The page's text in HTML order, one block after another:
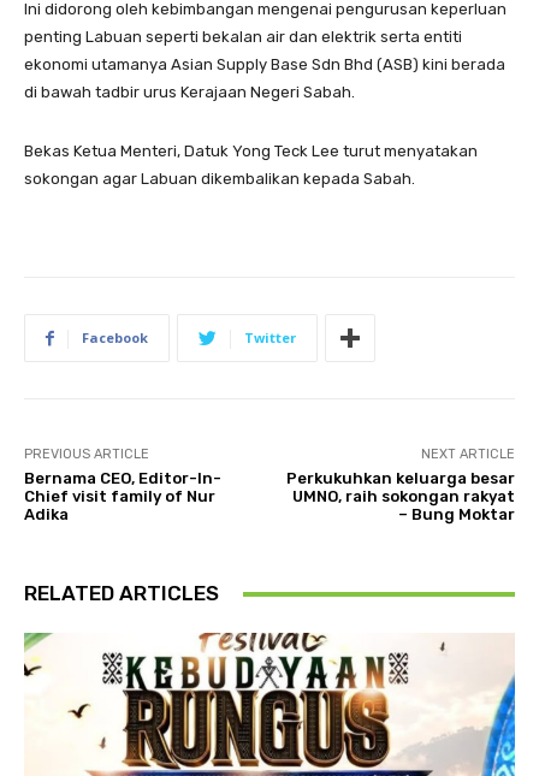
Ini didorong oleh kebimbangan mengenai pengurusan keperluan
penting Labuan seperti bekalan air dan elektrik serta entiti
ekonomi utamanya Asian Supply Base Sdn Bhd (ASB) kini berada
di bawah tadbir urus Kerajaan Negeri Sabah.
Bekas Ketua Menteri, Datuk Yong Teck Lee turut menyatakan
sokongan agar Labuan dikembalikan kepada Sabah.
Facebook Twitter
PREVIOUS ARTICLE
Bernama CEO, Editor-In-
Chief visit family of Nur
Adika
NEXT ARTICLE
Perkukuhkan keluarga besar
UMNO, raih sokongan rakyat
– Bung Moktar
RELATED ARTICLES